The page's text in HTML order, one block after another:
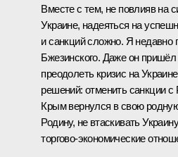
Вместе с тем, не повлияв на
Украине, надеяться на
и санкций сложно. Я недавно
Бжезинского. Даже он
преодолеть кризис на
решений: отменить санкции с
Крым вернулся в свою
Родину, не втаскивать
торгово-экономические